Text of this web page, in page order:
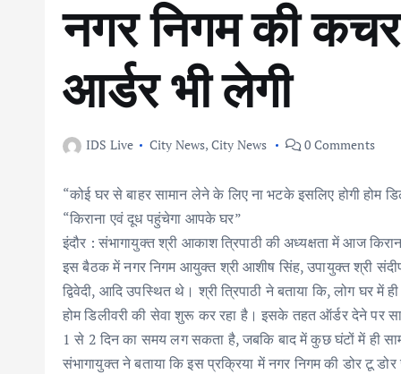
नगर निगम की
आर्डर भी लेगी
IDS Live City News, City News 0 Comments
“कोई घर से बाहर सामान लेने के लिए ना भटके इसलिए होगी होम
“किराना एवं दूध पहुंचेगा आपके घर”
इंदौर : संभागायुक्त श्री आकाश त्रिपाठी की अध्यक्षता में आज
इस बैठक में नगर निगम आयुक्त श्री आशीष सिंह, उपायुक्त श्री
द्विवेदी, आदि उपस्थित थे। श्री त्रिपाठी ने बताया कि, लोग घर
होम डिलीवरी की सेवा शुरू कर रहा है। इसके तहत ऑर्डर देने पर
1 से 2 दिन का समय लग सकता है, जबकि बाद में कुछ घंटों में ही
संभागायुक्त ने बताया कि इस प्रक्रिया में नगर निगम की डोर टू